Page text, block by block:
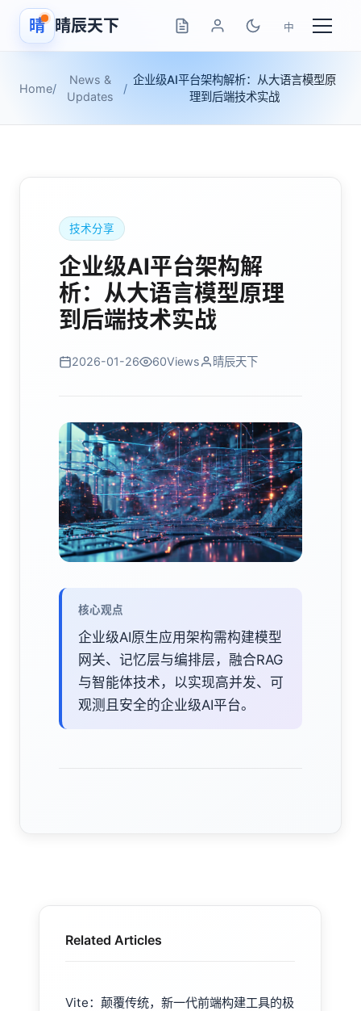
晴 晴辰天下 中
Home/
News &
Updates
/
企业级AI平台架构解析：从大语言模型原
理到后端技术实战
技术分享
企业级AI平台架构解
析：从大语言模型原理
到后端技术实战
2026-01-26 60Views 晴辰天下
核心观点
企业级AI原生应用架构需构建模型
网关、记忆层与编排层，融合RAG
与智能体技术，以实现高并发、可
观测且安全的企业级AI平台。
Related Articles
Vite：颠覆传统，新一代前端构建工具的极